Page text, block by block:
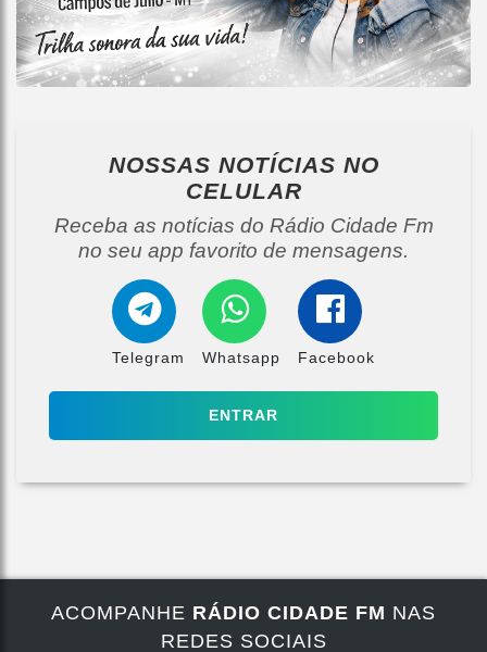
NOSSAS NOTÍCIAS NO
CELULAR
Receba as notícias do Rádio Cidade Fm
no seu app favorito de mensagens.
Telegram Whatsapp Facebook
ENTRAR
ACOMPANHE RÁDIO CIDADE FM NAS
REDES SOCIAIS